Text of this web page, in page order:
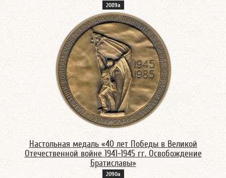
2089а
Настольная медаль «40 лет Победы в Великой
Отечественной войне 1941-1945 гг. Освобождение
Братиславы»
2090а